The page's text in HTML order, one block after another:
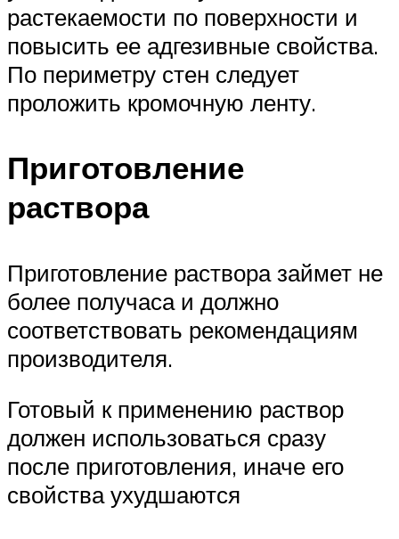
растекаемости по поверхности и
повысить ее адгезивные свойства.
По периметру стен следует
проложить кромочную ленту.
Приготовление
раствора
Приготовление раствора займет не
более получаса и должно
соответствовать рекомендациям
производителя.
Готовый к применению раствор
должен использоваться сразу
после приготовления, иначе его
свойства ухудшаются